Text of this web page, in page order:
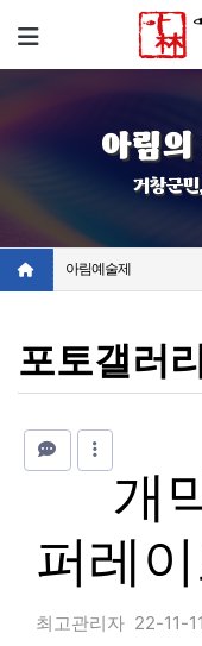
메뉴
아림의
거창군
아림예술제
포토갤러
개
퍼레
최고관리자 22-11-